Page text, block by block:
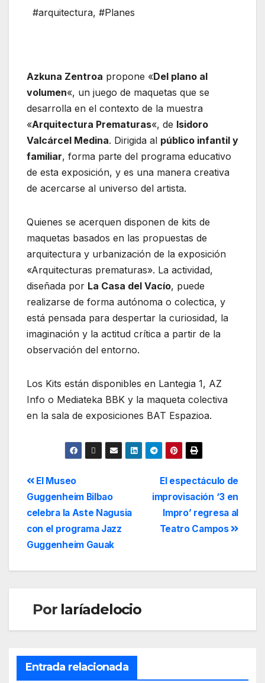
#arquitectura, #Planes
Azkuna Zentroa propone «Del plano al
volumen«, un juego de maquetas que se
desarrolla en el contexto de la muestra
«Arquitectura Prematuras«, de Isidoro
Valcárcel Medina. Dirigida al público infantil y
familiar, forma parte del programa educativo
de esta exposición, y es una manera creativa
de acercarse al universo del artista.
Quienes se acerquen disponen de kits de
maquetas basados en las propuestas de
arquitectura y urbanización de la exposición
«Arquitecturas prematuras». La actividad,
diseñada por La Casa del Vacío, puede
realizarse de forma autónoma o colectica, y
está pensada para despertar la curiosidad, la
imaginación y la actitud crítica a partir de la
observación del entorno.
Los Kits están disponibles en Lantegia 1, AZ
Info o Mediateka BBK y la maqueta colectiva
en la sala de exposiciones BAT Espazioa.
El espectáculo de
improvisación ‘3 en
Impro’ regresa al
Teatro Campos
El Museo
Guggenheim Bilbao
celebra la Aste Nagusia
con el programa Jazz
Guggenheim Gauak
Por laríadelocio
Entrada relacionada